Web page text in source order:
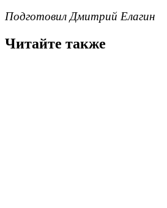
Подготовил Дмитрий Елагин
Читайте также